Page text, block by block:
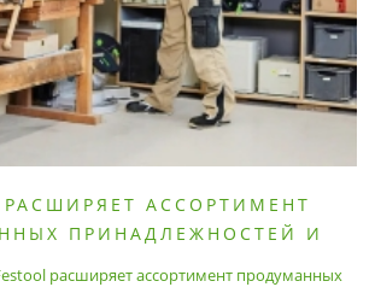
РАСШИРЯЕТ АССОРТИМЕНТ
ПРИНАДЛЕЖНОСТЕЙ И
расширяет ассортимент продуманных